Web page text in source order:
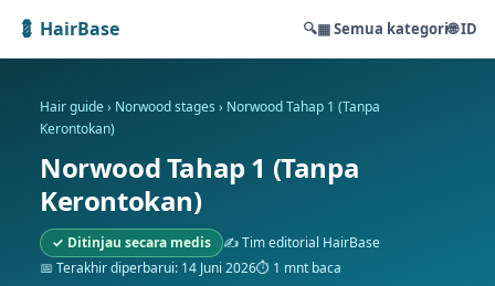
💈 HairBase 🔍▦ Semua kategori🌐 ID
Hair guide› Norwood stages › Norwood Tahap 1 (Tanpa
Kerontokan)
Norwood Tahap 1 (Tanpa
Kerontokan)
✓ Ditinjau secara medis
✍️ Tim editorial HairBase
📅 Terakhir diperbarui: 14 Juni 2026⏱ 1 mnt baca